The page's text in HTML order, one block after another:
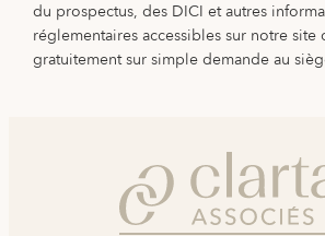
du prospectus, des DICI et autres
réglementaires accessibles sur notre site
gratuitement sur simple demande au